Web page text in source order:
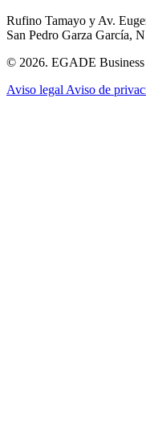
Rufino Tamayo y Av.
San Pedro Garza García,
© 2026. EGADE Business
Aviso legal Aviso de